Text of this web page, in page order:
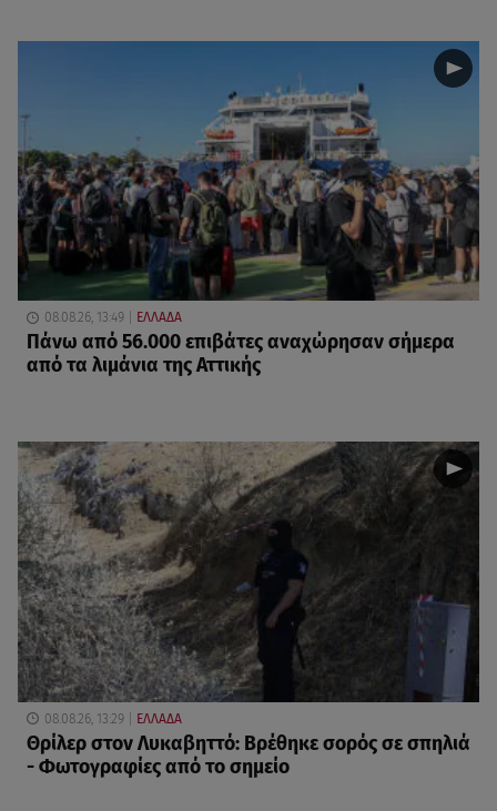
08.08.26, 13:49 ΕΛΛΑΔΑ
Πάνω από 56.000 επιβάτες αναχώρησαν σήμερα
από τα λιμάνια της Αττικής
08.08.26, 13:29 ΕΛΛΑΔΑ
Θρίλερ στον Λυκαβηττό: Βρέθηκε σορός σε σπηλιά
- Φωτογραφίες από το σημείο